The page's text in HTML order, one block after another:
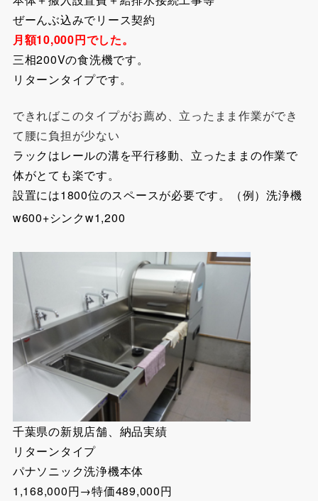
ぜーんぶ込みでリース契約
月額10,000円でした。
三相200Vの食洗機です。
リターンタイプです。
できればこのタイプがお薦め、立ったまま作業ができ
て腰に負担が少ない
ラックはレールの溝を平行移動、立ったままの作業で
体がとても楽です。
設置には1800位のスペースが必要です。（例）洗浄機
w600+シンクw1,200
千葉県の新規店舗、納品実績
リターンタイプ
パナソニック洗浄機本体
1,168,000円→特価489,000円